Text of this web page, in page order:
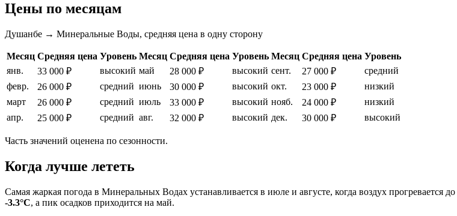
Цены по месяцам
Душанбе → Минеральные Воды, средняя цена в одну сторону
Месяц Средняя цена Уровень Месяц Средняя цена Уровень Месяц Средняя цена Уровень
янв.
33 000 ₽ высокий май 28 000 ₽ высокий сент. 27 000 ₽
средний
февр.
26 000 ₽ средний июнь 30 000 ₽ высокий окт. 23 000 ₽
низкий
март
26 000 ₽ средний июль 33 000 ₽ высокий нояб. 24 000 ₽
низкий
апр.
25 000 ₽ средний авг. 32 000 ₽ высокий дек. 30 000 ₽ высокий
Часть значений оценена по сезонности.
Когда лучше лететь
Самая жаркая погода в Минеральных Водах устанавливается в июле и августе, когда воздух прогревается до
-3.3°C, а пик осадков приходится на май.